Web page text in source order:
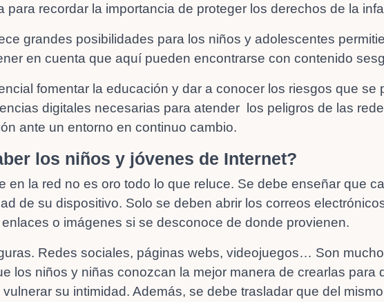
para recordar la importancia de proteger los derechos de la
grandes posibilidades para los niños y adolescentes
en cuenta que aquí pueden encontrarse con contenido
fomentar la educación y dar a conocer los riesgos que
digitales necesarias para atender los peligros de las
ante un entorno en continuo cambio.
los niños y jóvenes de Internet?
en la red no es oro todo lo que reluce. Se debe enseñar que
de su dispositivo. Solo se deben abrir los correos
o imágenes si se desconoce de donde provienen.
Redes sociales, páginas webs, videojuegos… Son
los niños y niñas conozcan la mejor manera de crearlas
su intimidad. Además, se debe trasladar que del